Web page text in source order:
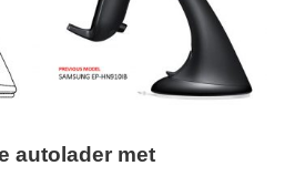
autolader met